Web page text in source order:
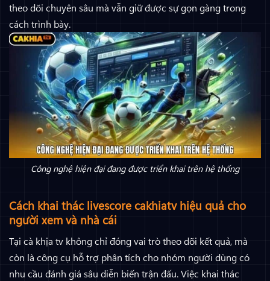
theo dõi chuyên sâu mà vẫn giữ được sự gọn gàng trong
cách trình bày.
Công nghệ hiện đại đang được triển khai trên hệ thống
Cách khai thác livescore cakhiatv hiệu quả cho
người xem và nhà cái
Tại cà khịa tv không chỉ đóng vai trò theo dõi kết quả, mà
còn là công cụ hỗ trợ phân tích cho nhóm người dùng có
nhu cầu đánh giá sâu diễn biến trận đấu. Việc khai thác